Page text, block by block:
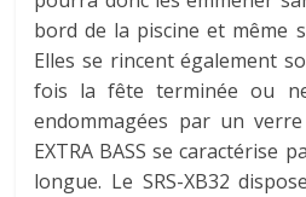
bord de la piscine et même
Elles se rincent également
fois la fête terminée ou
endommagées par un
EXTRA BASS se caractérise
longue. Le SRS-XB32